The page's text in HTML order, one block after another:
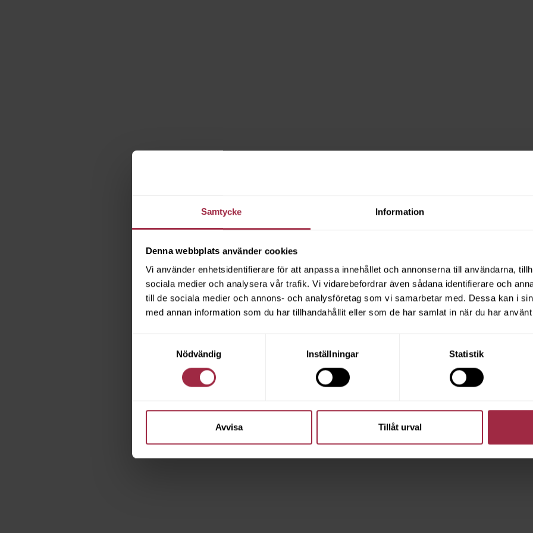
Samtycke Information
Denna webbplats använder cookies
Vi använder enhetsidentifierare för att anpassa innehållet och annonserna till användarna,
sociala medier och analysera vår trafik. Vi vidarebefordrar även sådana identifierare och
till de sociala medier och annons- och analysföretag som vi samarbetar med. Dessa kan i
med annan information som du har tillhandahållit eller som de har samlat in när du har
Nödvändig
Inställningar Statistik
Avvisa Tillåt urval